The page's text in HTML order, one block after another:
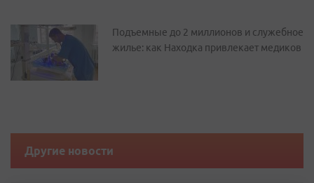
Подъемные до 2 миллионов и служебное
жилье: как Находка привлекает медиков
Другие новости